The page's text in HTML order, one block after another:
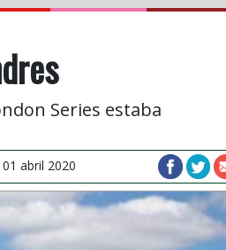
Series estaba
abril 2020